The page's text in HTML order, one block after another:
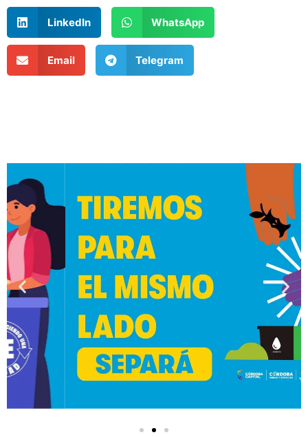
LinkedIn WhatsApp
Email Telegram